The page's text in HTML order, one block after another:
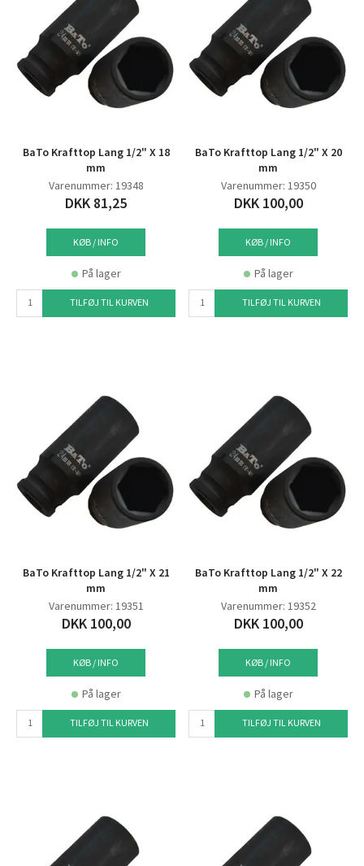
BaTo Krafttop Lang 1/2" X 18
mm
Varenummer: 19348
DKK 81,25
KØB / INFO
På lager
TILFØJ TIL KURVEN
BaTo Krafttop Lang 1/2" X 20
mm
Varenummer: 19350
DKK 100,00
KØB / INFO
På lager
TILFØJ TIL KURVEN
BaTo Krafttop Lang 1/2" X 21
mm
Varenummer: 19351
DKK 100,00
KØB / INFO
På lager
TILFØJ TIL KURVEN
BaTo Krafttop Lang 1/2" X 22
mm
Varenummer: 19352
DKK 100,00
KØB / INFO
På lager
TILFØJ TIL KURVEN